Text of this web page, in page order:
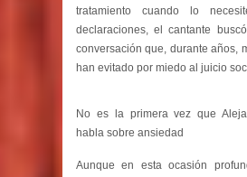
tratamiento cuando lo
declaraciones, el cantante
conversación que, durante años,
han evitado por miedo al juicio
No es la primera vez que
habla sobre ansiedad
Aunque en esta ocasión